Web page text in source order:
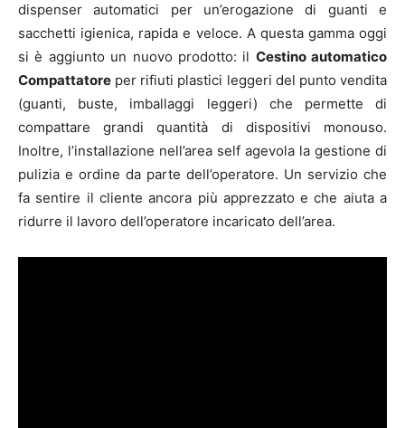
dispenser automatici per un’erogazione di guanti e
sacchetti igienica, rapida e veloce. A questa gamma oggi
si è aggiunto un nuovo prodotto: il Cestino automatico
Compattatore per rifiuti plastici leggeri del punto vendita
(guanti, buste, imballaggi leggeri) che permette di
compattare grandi quantità di dispositivi monouso.
Inoltre, l’installazione nell’area self agevola la gestione di
pulizia e ordine da parte dell’operatore. Un servizio che
fa sentire il cliente ancora più apprezzato e che aiuta a
ridurre il lavoro dell’operatore incaricato dell’area.